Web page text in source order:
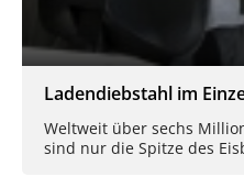
Ladendiebstahl im
Weltweit über sechs
sind nur die Spitze des